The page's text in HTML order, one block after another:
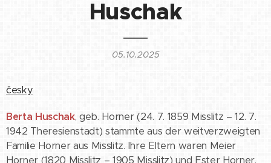
Huschak
05.10.2025
česky
Berta Huschak, geb. Horner (24. 7. 1859 Misslitz – 12. 7.
1942 Theresienstadt) stammte aus der weitverzweigten
Familie Horner aus Misslitz. Ihre Eltern waren Meier
Horner (1820 Misslitz – 1905 Misslitz) und Ester Horner,